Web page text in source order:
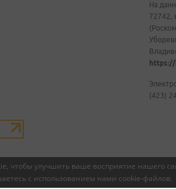
чтобы улучшить ваше восприятие нашего
с использованием нами cookie-файлов.
На
72742,
(423)